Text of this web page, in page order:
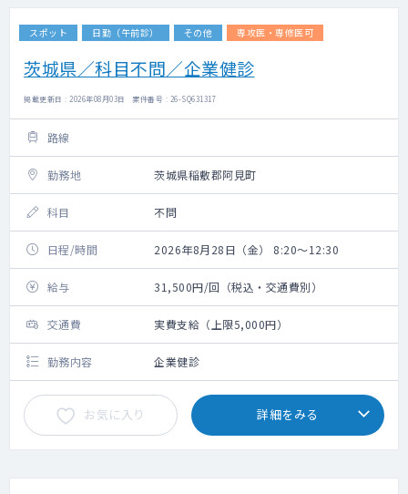
スポット 日勤（午前診） その他 専攻医・専修医可
茨城県／科目不問／企業健診
掲載更新日 : 2026年08月03日 案件番号 : 26-SQ631317
路線
勤務地 茨城県稲敷郡阿見町
科目 不問
日程/時間 2026年8月28日（金） 8:20～12:30
給与 31,500円/回（税込・交通費別）
交通費 実費支給（上限5,000円）
勤務内容 企業健診
お気に入り 詳細をみる